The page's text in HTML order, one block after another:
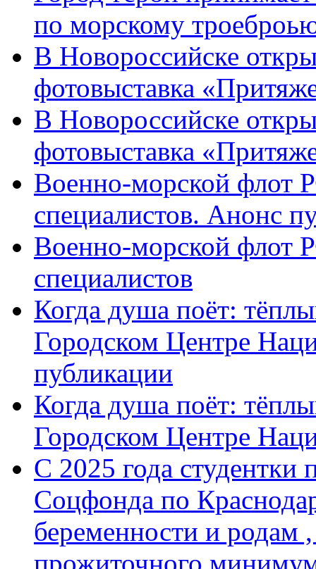
по морскому
В Новороссийске
фотовыставка
В Новороссийске
фотовыставка
Военно-морской флот
специалистов. Анонс
Военно-морской флот
специалистов
Когда душа поёт:
Городском Центре
публикации
Когда душа поёт:
Городском Центре
С 2025 года студентки
Соцфонда по
беременности и родам
прожиточного